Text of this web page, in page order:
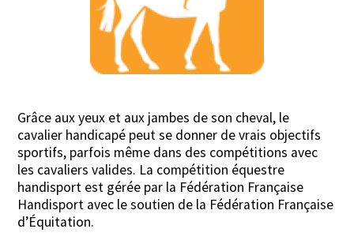
Grâce aux yeux et aux jambes de son cheval, le
cavalier handicapé peut se donner de vrais objectifs
sportifs, parfois même dans des compétitions avec
les cavaliers valides. La compétition équestre
handisport est gérée par la Fédération Française
Handisport avec le soutien de la Fédération Française
d’Équitation.